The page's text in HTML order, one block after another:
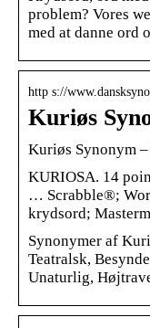
problem? Vores
med at danne ord
http s://
Kuriøs
Kuriøs Synonym
KURIOSA. 14
… Scrabble®;
krydsord;
Synonymer af
Teatralsk,
Unaturlig,